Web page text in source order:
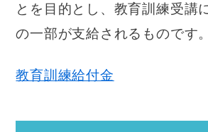
とを目的とし、教育訓練受講
の一部が支給されるものです。
教育訓練給付金